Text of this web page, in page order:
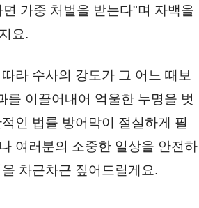
가중 처벌을 받는다"며 자백을
요.
라 수사의 강도가 그 어느 때보
를 이끌어내어 억울한 누명을 벗
인 법률 방어막이 절실하게 필
여러분의 소중한 일상을 안전하
차근차근 짚어드릴게요.